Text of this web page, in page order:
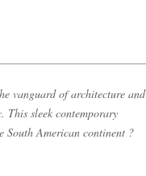
vanguard of architecture and
This sleek contemporary
South American continent ?